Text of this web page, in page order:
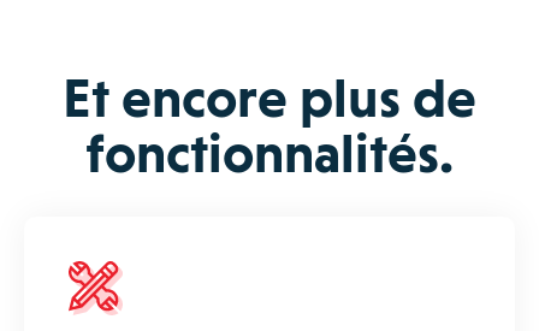
Et encore plus de
fonctionnalités.